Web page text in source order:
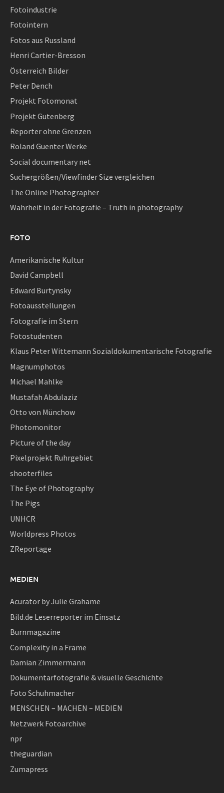
Fotoindustrie
Fotointern
Fotos aus Russland
Henri Cartier-Bresson
Österreich Bilder
Peter Dench
Projekt Fotomonat
Projekt Gutenberg
Reporter ohne Grenzen
Roland Guenter Werke
Social documentary net
Suchergrößen/Viewfinder Size vergleichen
The Online Photographer
Wahrheit in der Fotografie – Truth in photography
FOTO
Amerikanische Kultur
David Campbell
Edward Burtynsky
Fotoausstellungen
Fotografie im Stern
Fotostudenten
Klaus Peter Wittemann Sozialdokumentarische Fotografie
Magnumphotos
Michael Mahlke
Mustafah Abdulaziz
Otto von Münchow
Photomonitor
Picture of the day
Pixelprojekt Ruhrgebiet
shooterfiles
The Eye of Photography
The Pigs
UNHCR
Worldpress Photos
ZReportage
MEDIEN
Acurator by Julie Grahame
Bild.de Leserreporter im Einsatz
Burnmagazine
Complexity in a Frame
Damian Zimmermann
Dokumentarfotografie & visuelle Geschichte
Foto Schuhmacher
MENSCHEN – MACHEN – MEDIEN
Netzwerk Fotoarchive
npr
theguardian
Zumapress